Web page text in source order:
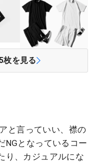
枚を見る
と言っていい、襟の
NGとなっているコー
り、カジュアルにな